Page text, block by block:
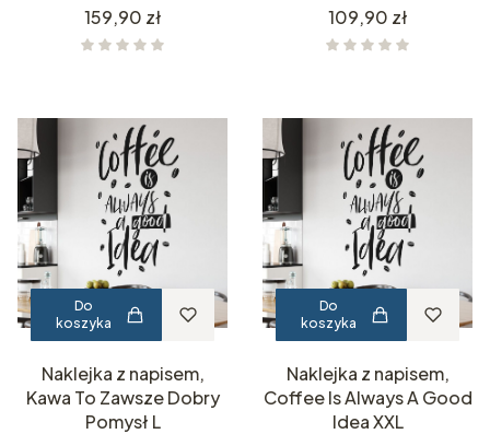
Cena
159,90 zł
Cena
109,90 zł
Do
koszyka
Naklejka z napisem,
Kawa To Zawsze Dobry
Pomysł L
Do
koszyka
Naklejka z napisem,
Coffee Is Always A Good
Idea XXL